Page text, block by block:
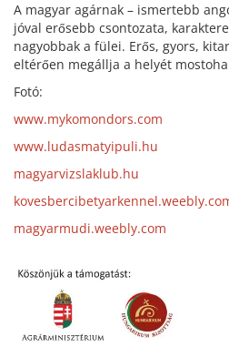
A magyar agárnak – ismertebb
jóval erősebb csontozata,
nagyobbak a fülei. Erős, gyors,
eltérően megállja a helyét
Fotó:
www.mykomondors.com
www.ludasmatyipuli.hu
magyarvizslaklub.hu
magyarmudi.weebly.com